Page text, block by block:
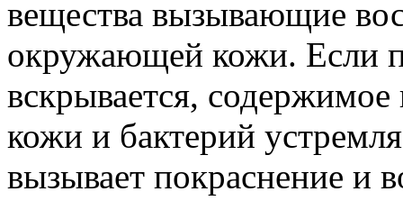
вещества вызывающие
окружающей кожи. Если
вскрывается,
кожи и бактерий
вызывает покраснение и